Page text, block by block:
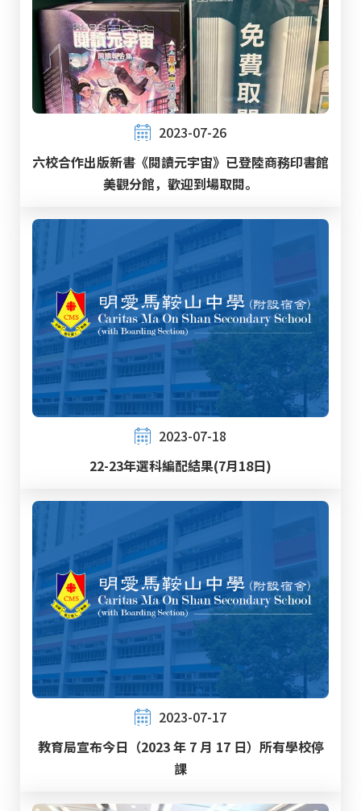
2023-07-26
六校合作出版新書《閱讀元宇宙》已登陸商務印書館
美觀分館，歡迎到場取閱。
2023-07-18
22-23年選科編配結果(7月18日)
2023-07-17
教育局宣布今日（2023 年 7 月 17 日）所有學校停
課